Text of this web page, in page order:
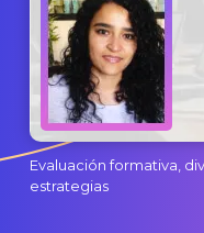
Evaluación formativa,
estrategias